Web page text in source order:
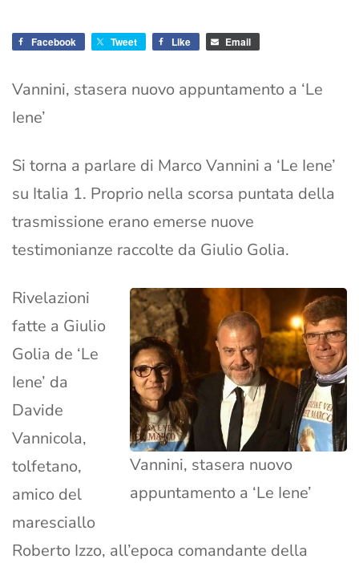
Facebook Tweet Like Email
Vannini, stasera nuovo appuntamento a ‘Le
Iene’
Si torna a parlare di Marco Vannini a ‘Le Iene’
su Italia 1. Proprio nella scorsa puntata della
trasmissione erano emerse nuove
testimonianze raccolte da Giulio Golia.
Vannini, stasera nuovo
appuntamento a ‘Le Iene’
Rivelazioni
fatte a Giulio
Golia de ‘Le
Iene’ da
Davide
Vannicola,
tolfetano,
amico del
maresciallo
Roberto Izzo, all’epoca comandante della